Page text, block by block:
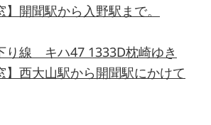
開聞駅から入野駅まで。
り線 キハ47 1333D枕崎ゆき
】西大山駅から開聞駅にかけて